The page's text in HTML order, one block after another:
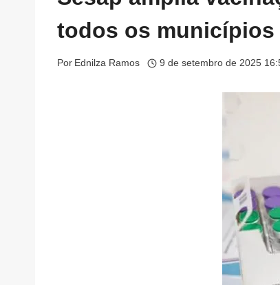
todos os municípios
Por Ednilza Ramos 9 de setembro de 2025